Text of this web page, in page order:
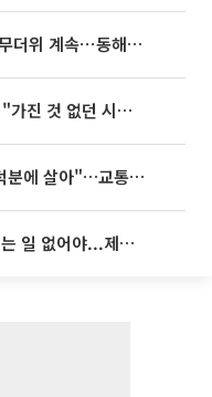
[내일 날씨] 폭염 한풀 꺾여도 무더위 계속⋯동해안 이틀 연속 비
임영웅, 어느덧 데뷔 10주년⋯"가진 것 없던 시절, 내 앞엔 20명의 팬뿐"
'굿 윌 헌팅' 배우 "기아 EV2 덕분에 살아"…교통사고 후 안전성 극찬
李대통령 “청년이 결혼 망설이는 일 없어야...제도상 불이익 조사”